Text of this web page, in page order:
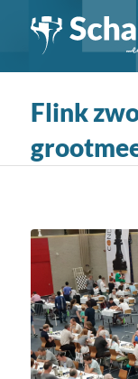
Flink